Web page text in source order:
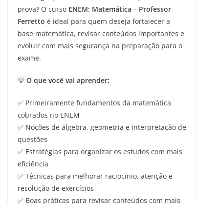
prova? O curso ENEM: Matemática – Professor
Ferretto é ideal para quem deseja fortalecer a
base matemática, revisar conteúdos importantes e
evoluir com mais segurança na preparação para o
exame.
💡 O que você vai aprender:
✅ Primeiramente fundamentos da matemática
cobrados no ENEM
✅ Noções de álgebra, geometria e interpretação de
questões
✅ Estratégias para organizar os estudos com mais
eficiência
✅ Técnicas para melhorar raciocínio, atenção e
resolução de exercícios
✅ Boas práticas para revisar conteúdos com mais